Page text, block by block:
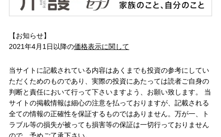
【お知らせ】
2021年4月1日以降の価格表示に関して
当サイトに記載されている内容はあくまでも投資の参考にしてい
ただくためのものであり、実際の投資にあたっては読者ご自身の
判断と責任において行って下さいますよう、お願い致します。 当
サイトの掲載情報は細心の注意を払っておりますが、記載される
全ての情報の正確性を保証するものではありません。万が一、ト
ラブル等の損失が被っても損害等の保証は一切行っておりません
ので、予めご了承下さい。